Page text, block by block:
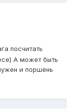
посчитать
А может быть
и поршень